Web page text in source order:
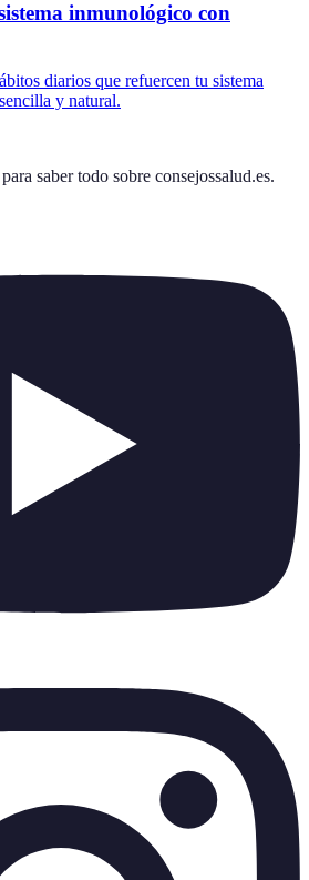
inmunológico con
diarios que refuercen tu sistema
y natural.
saber todo sobre consejossalud.es.